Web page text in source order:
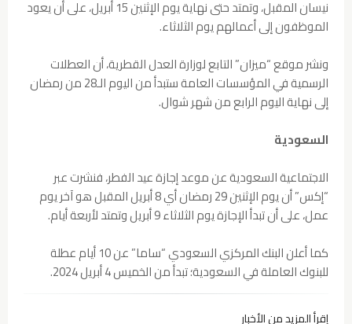
نيسان المقبل، وتمتد حتى نهاية يوم الإثنين 15 أبريل، على أن يعود
الموظفون إلى أعمالهم يوم الثلاثاء.
ونشر موقع “ميزان” التابع لوزارة العدل القطرية، أن العطلات
الرسمية في المؤسسات العامة ستبدأ من اليوم الـ28 من رمضان
إلى نهاية اليوم الرابع من شهر شوال.
السعودية
الاجتماعية السعودية عن موعد إجازة عيد الفطر، فنشرت عبر
“إكس” أن يوم الإثنين 29 رمضان أي 8 أبريل المقبل هو آخر يوم
عمل، على أن تبدأ الإجازة يوم الثلاثاء 9 أبريل وتمتد لأربعة أيام.
كما أعلن البنك المركزي السعودي “ساما” عن 10 أيام عطلة
للبنوك العاملة في السعودية؛ تبدأ من الخميس 4 أبريل 2024.
إقرأ المزيد من الأخبار